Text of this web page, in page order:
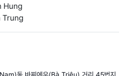
Hung
Trung